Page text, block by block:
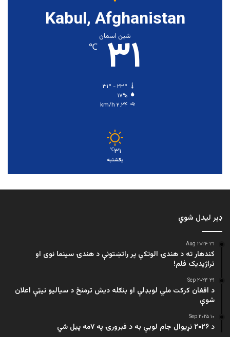
Kabul, Afghanistan
شین اسمان
۳۱ ℃
۱۷%
۲.۲۴ km/h
۳۱℃
یکشنبه
ډېر لیدل شوي
۳۱ Aug ۲۰۲۴
کندهار ته د هندۍ الوتکې پر راتښتونې د هندۍ سینما نوی او
تراژيديک فلم!
۲۹ Sep ۲۰۲۴
د افغان کرکت ملي لوبډلې او بنګله دیش ترمنځ د سیالیو نیټې اعلان
شوې
۱۰ Sep ۲۰۲۵
د ۲۰۲۶ نړیوال جام لوبې به د فبرورۍ په ۷مه پیل شي